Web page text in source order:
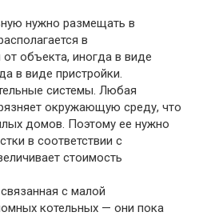
нужно размещать в
в
объекта, иногда в виде
в виде пристройки.
системы. Любая
окружающую среду, что
домов. Поэтому ее нужно
в соответствии с
стоимость
с малой
котельных — они пока